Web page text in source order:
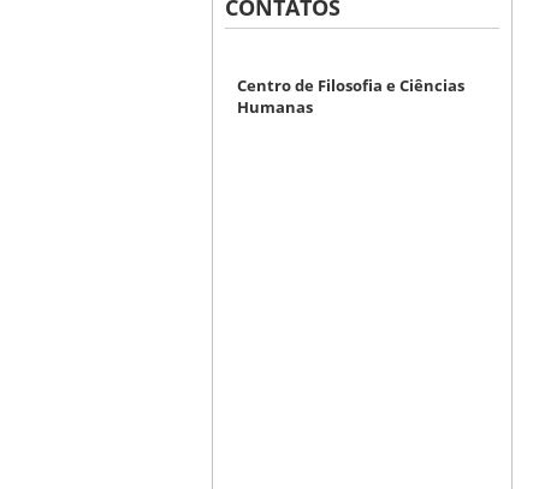
CONTATOS
Centro de Filosofia e Ciências
Humanas